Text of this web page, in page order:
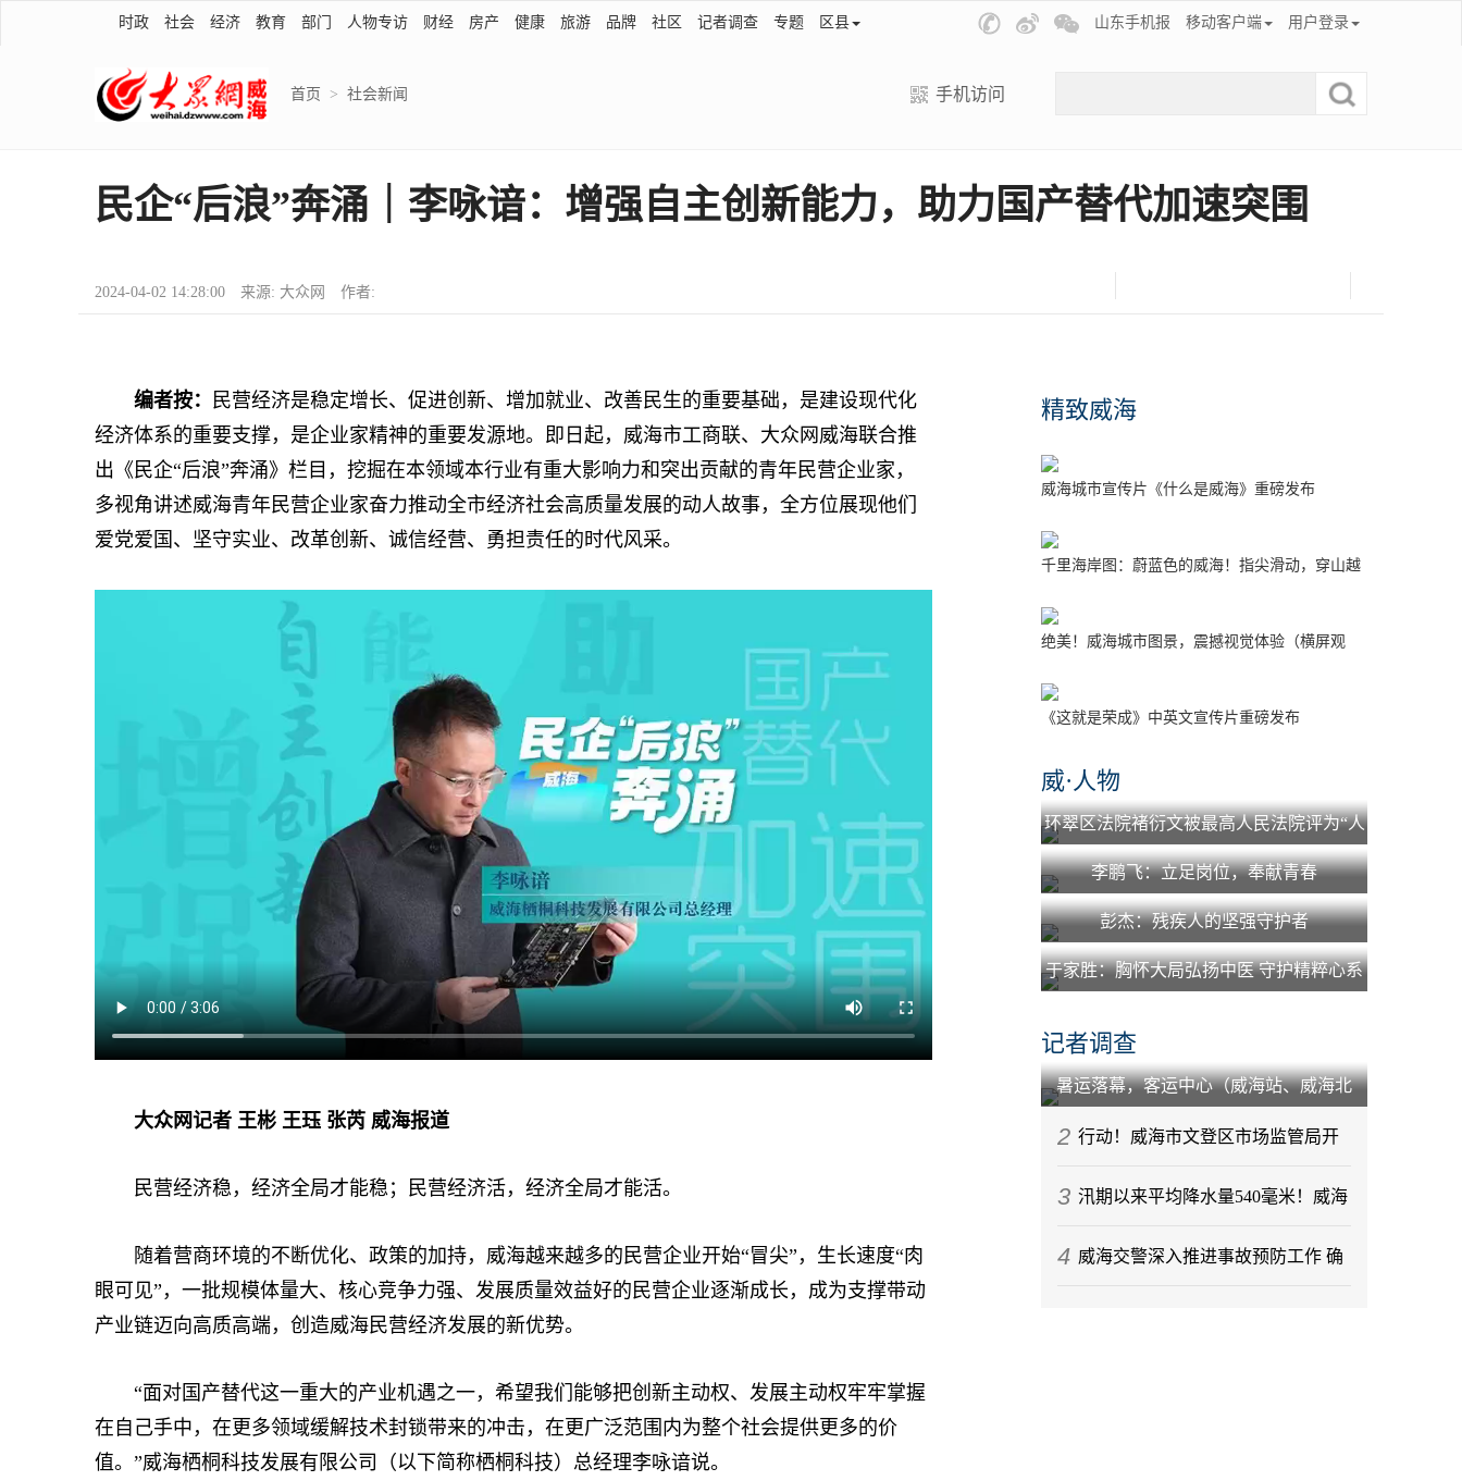
时政 社会 经济 教育 部门 人物专访 财经 房产 健康 旅游 品牌 社区 记者调查 专题 区县 山东手机报 移动客户端 用户登录
首页 > 社会新闻 手机访问
民企“后浪”奔涌｜李咏谙：增强自主创新能力，助力国产替代加速突围
2024-04-02 14:28:00 来源: 大众网 作者:
编者按：
民营经济是稳定增长、促进创新、增加就业、改善民生的重要基础，是建设现代化
经济体系的重要支撑，是企业家精神的重要发源地。即日起，威海市工商联、大众网威海联合推
出《民企“后浪”奔涌》栏目，挖掘在本领域本行业有重大影响力和突出贡献的青年民营企业家，
多视角讲述威海青年民营企业家奋力推动全市经济社会高质量发展的动人故事，全方位展现他们
爱党爱国、坚守实业、改革创新、诚信经营、勇担责任的时代风采。
大众网记者 王彬 王珏 张芮 威海报道
民营经济稳，经济全局才能稳；民营经济活，经济全局才能活。
随着营商环境的不断优化、政策的加持，威海越来越多的民营企业开始“冒尖”，生长速度“肉
眼可见”，一批规模体量大、核心竞争力强、发展质量效益好的民营企业逐渐成长，成为支撑带动
产业链迈向高质高端，创造威海民营经济发展的新优势。
“面对国产替代这一重大的产业机遇之一，希望我们能够把创新主动权、发展主动权牢牢掌握
在自己手中，在更多领域缓解技术封锁带来的冲击，在更广泛范围内为整个社会提供更多的价
值。”威海栖桐科技发展有限公司（以下简称栖桐科技）总经理李咏谙说。
精致威海
威海城市宣传片《什么是威海》重磅发布
千里海岸图：蔚蓝色的威海！指尖滑动，穿山越
绝美！威海城市图景，震撼视觉体验（横屏观
《这就是荣成》中英文宣传片重磅发布
威·人物
环翠区法院褚衍文被最高人民法院评为“人
民法院少年法庭工作先进个人”
李鹏飞：立足岗位，奉献青春
彭杰：残疾人的坚强守护者
于家胜：胸怀大局弘扬中医 守护精粹心系
记者调查
暑运落幕，客运中心（威海站、威海北
站）到发旅客212.88万人次
2 行动！威海市文登区市场监管局开
展节前月饼专项监督检查
3 汛期以来平均降水量540毫米！威海
今年气候情况发布
4 威海交警深入推进事故预防工作 确